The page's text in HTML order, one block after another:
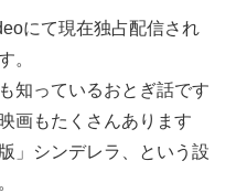
にて現在独占配信され
。
知っているおとぎ話です
画もたくさんあります
」シンデレラ、という設